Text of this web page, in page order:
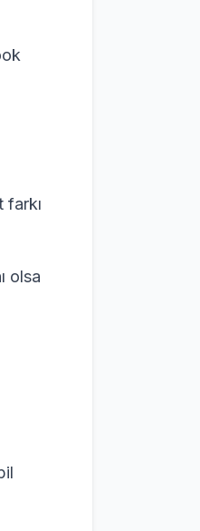
farkı
olsa